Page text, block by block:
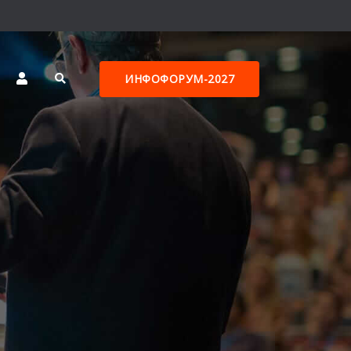
ИНФОФОРУМ-2027